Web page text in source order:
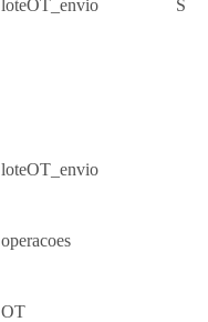
loteOT_envio S
loteOT_envio
operacoes
OT